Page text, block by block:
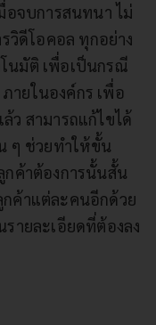
อจบการสนทนา ไม่
วิดีโอคอล ทุกอย่าง
นมัติ เพื่อเป็นกรณี
ยในองค์กร เพื่อ
ว สามารถแก้ไขได้
ๆ ช่วยทำให้ขั้น
ค้าต้องการนั้นสั้น
ค้าแต่ละคนอีกด้วย
ายละเอียดที่ต้องลง